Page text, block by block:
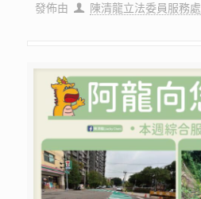
發佈由 陳清龍立法委員服務處